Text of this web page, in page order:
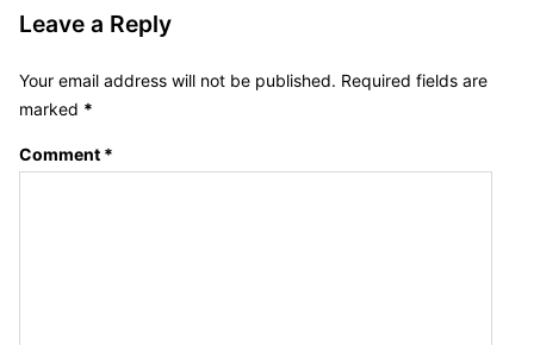
Leave a Reply
Your email address will not be published. Required fields are
marked *
Comment *